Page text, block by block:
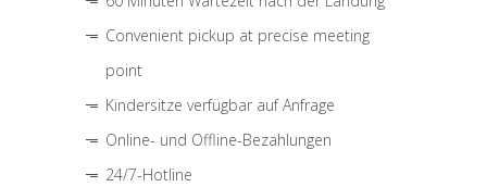
Convenient pickup at precise meeting
point
Kindersitze verfügbar auf Anfrage
Online- und Offline-Bezahlungen
24/7-Hotline